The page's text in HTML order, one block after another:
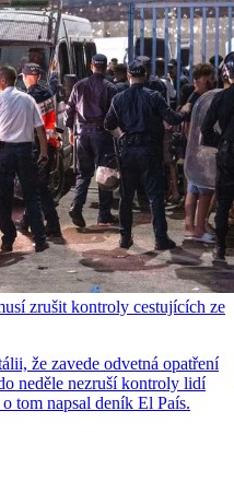
zrušit kontroly cestujících ze
že zavede odvetná opatření
neděle nezruší kontroly lidí
tom napsal deník El País.